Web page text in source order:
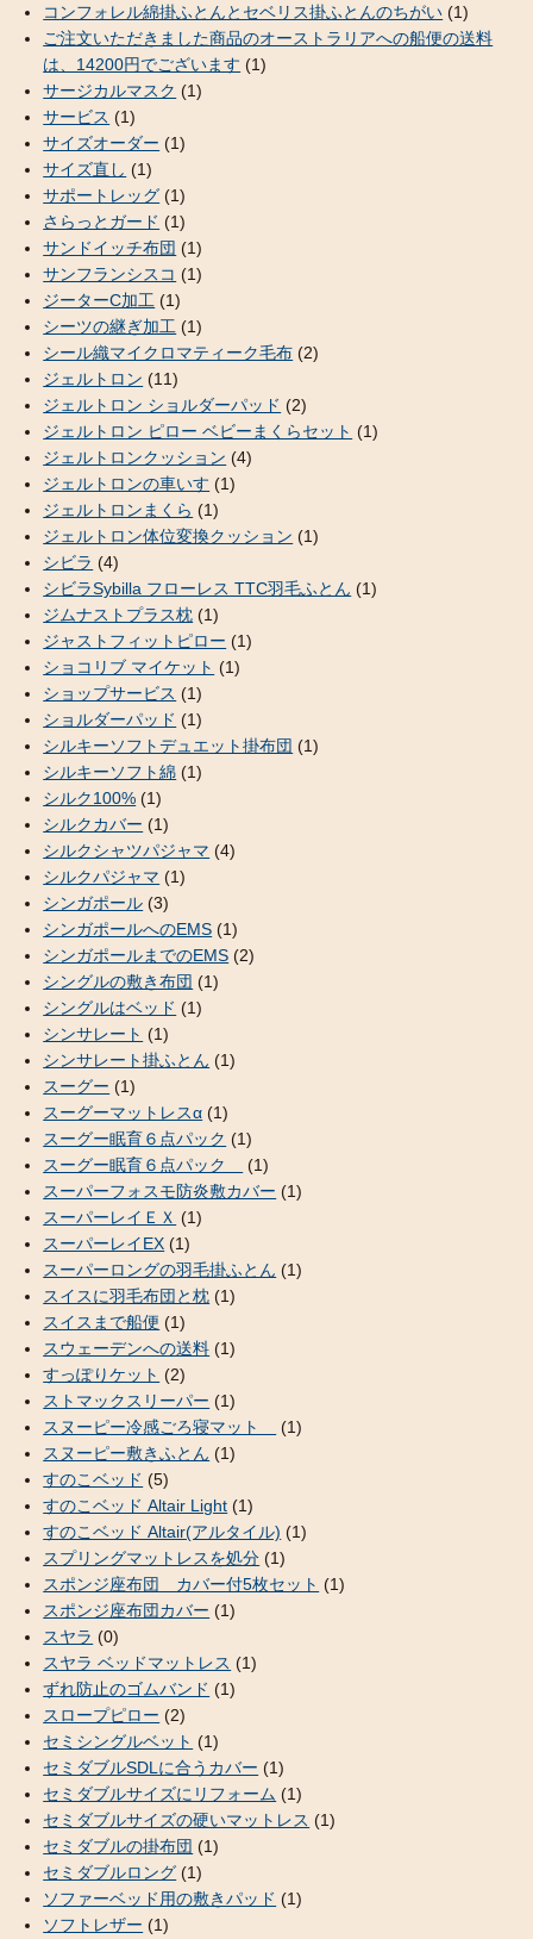
コンフォレル綿掛ふとんとセベリス掛ふとんのちがい (1)
ご注文いただきました商品のオーストラリアへの船便の送料
は、14200円でございます (1)
サージカルマスク (1)
サービス (1)
サイズオーダー (1)
サイズ直し (1)
サポートレッグ (1)
さらっとガード (1)
サンドイッチ布団 (1)
サンフランシスコ (1)
ジーターC加工 (1)
シーツの継ぎ加工 (1)
シール織マイクロマティーク毛布 (2)
ジェルトロン (11)
ジェルトロン ショルダーパッド (2)
ジェルトロン ピロー ベビーまくらセット (1)
ジェルトロンクッション (4)
ジェルトロンの車いす (1)
ジェルトロンまくら (1)
ジェルトロン体位変換クッション (1)
シビラ (4)
シビラSybilla フローレス TTC羽毛ふとん (1)
ジムナストプラス枕 (1)
ジャストフィットピロー (1)
ショコリブ マイケット (1)
ショップサービス (1)
ショルダーパッド (1)
シルキーソフトデュエット掛布団 (1)
シルキーソフト綿 (1)
シルク100% (1)
シルクカバー (1)
シルクシャツパジャマ (4)
シルクパジャマ (1)
シンガポール (3)
シンガポールへのEMS (1)
シンガポールまでのEMS (2)
シングルの敷き布団 (1)
シングルはベッド (1)
シンサレート (1)
シンサレート掛ふとん (1)
スーグー (1)
スーグーマットレスα (1)
スーグー眠育６点パック (1)
スーグー眠育６点パック
(1)
スーパーフォスモ防炎敷カバー (1)
スーパーレイＥＸ (1)
スーパーレイEX (1)
スーパーロングの羽毛掛ふとん (1)
スイスに羽毛布団と枕 (1)
スイスまで船便 (1)
スウェーデンへの送料 (1)
すっぽりケット (2)
ストマックスリーパー (1)
スヌーピー冷感ごろ寝マット
(1)
スヌーピー敷きふとん (1)
すのこベッド (5)
すのこベッド Altair Light (1)
すのこベッド Altair(アルタイル) (1)
スプリングマットレスを処分 (1)
スポンジ座布団 カバー付5枚セット (1)
スポンジ座布団カバー (1)
スヤラ (0)
スヤラ ベッドマットレス (1)
ずれ防止のゴムバンド (1)
スロープピロー (2)
セミシングルベット (1)
セミダブルSDLに合うカバー (1)
セミダブルサイズにリフォーム (1)
セミダブルサイズの硬いマットレス (1)
セミダブルの掛布団 (1)
セミダブルロング (1)
ソファーベッド用の敷きパッド (1)
ソフトレザー (1)